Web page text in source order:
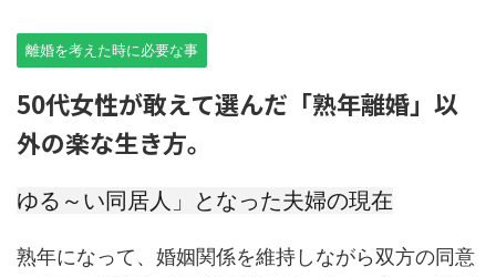
離婚を考えた時に必要な事
50代女性が敢えて選んだ「熟年離婚」以
外の楽な生き方。
ゆる～い同居人」となった夫婦の現在
熟年になって、婚姻関係を維持しながら双方の同意